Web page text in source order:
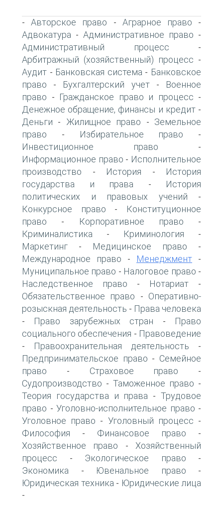
-Авторское право - Аграрное право -
Адвокатура - Административное право -
Административный процесс -
Арбитражный (хозяйственный) процесс -
Аудит - Банковская система - Банковское
право - Бухгалтерский учет-
Военное
право - Гражданское право и процесс -
Денежное обращение, финансы и кредит-
Деньги - Жилищное право - Земельное
право - Избирательное право -
Инвестиционное право -
Информационное право - Исполнительное
производство - История -
История
государства и права -
История
политических и правовых учений -
Конкурсное право -
Конституционное
право - Корпоративное право -
Криминалистика - Криминология -
Маркетинг - Медицинское право -
Международное право - Менеджмент -
Муниципальное право - Налоговое право -
Наследственное право - Нотариат -
Обязательственное право - Оперативно-
розыскная деятельность - Права человека
- Право зарубежных стран -
Право
социального обеспечения - Правоведение
- Правоохранительная деятельность -
Предпринимательское право - Семейное
право - Страховое право -
Судопроизводство - Таможенное право -
Теория государства и права -Трудовое
право - Уголовно-исполнительное право -
Уголовное право - Уголовный процесс -
Философия - Финансовое право -
Хозяйственное право - Хозяйственный
процесс - Экологическое право -
Экономика - Ювенальное право -
Юридическая техника - Юридические лица
-